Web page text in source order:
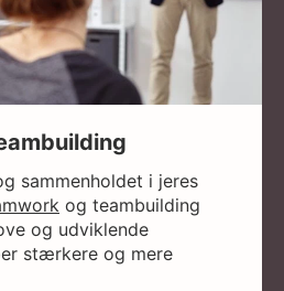
sammenholdet i jeres
og teambuilding
og udviklende
stærkere og mere